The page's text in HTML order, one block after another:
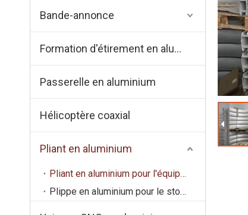
Bande-annonce
Formation d'étirement en aluminium
Passerelle en aluminium
Hélicoptère coaxial
Pliant en aluminium
Pliant en aluminium pour l'équipement médical
Plippe en aluminium pour le stock ferroviaire